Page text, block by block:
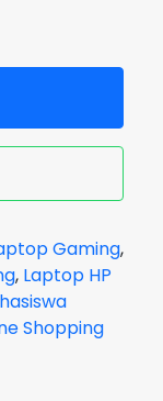
Gaming,
, Laptop HP
Shopping